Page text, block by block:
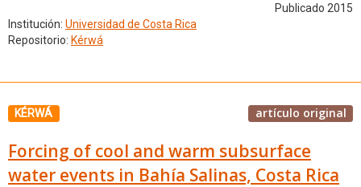
Publicado 2015
Institución: Universidad de Costa Rica
Repositorio: Kérwá
KÉRWÁ artículo original
Forcing of cool and warm subsurface
water events in Bahía Salinas, Costa Rica